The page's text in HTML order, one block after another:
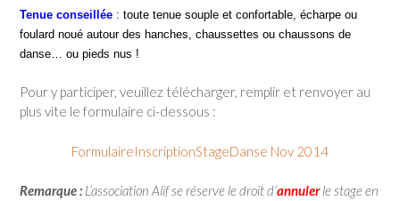
Tenue conseillée : toute tenue souple et confortable, écharpe ou
foulard noué autour des hanches, chaussettes ou chaussons de
danse… ou pieds nus !
Pour y participer, veuillez télécharger, remplir et renvoyer au
plus vite le formulaire ci-dessous :
FormulaireInscriptionStageDanse Nov 2014
Remarque : L’association Alif se réserve le droit d’annulerle stage en